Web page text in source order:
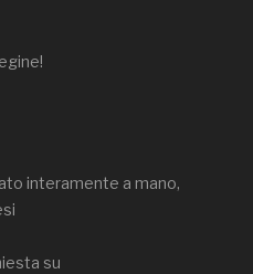
interamente a mano,
su